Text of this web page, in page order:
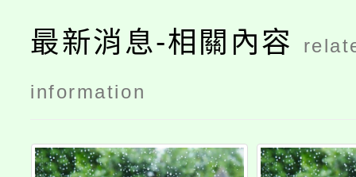
最新消息-相關內容
information